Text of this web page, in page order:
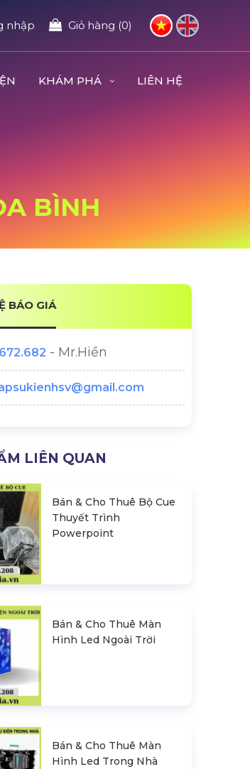
nhập Giỏ hàng (0)
KHÁM PHÁ LIÊN HỆ
BÌNH
BÁO GIÁ
- Mr.Hiền
LIÊN QUAN
Bán & Cho Thuê Bộ Cue
Thuyết Trình
Powerpoint
Bán & Cho Thuê Màn
Hình Led Ngoài Trời
Bán & Cho Thuê Màn
Hình Led Trong Nhà